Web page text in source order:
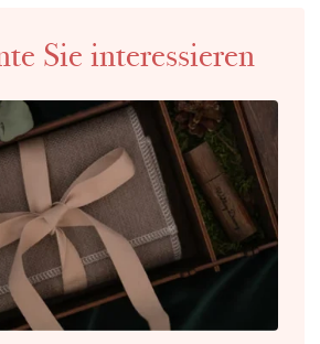
Sie interessieren